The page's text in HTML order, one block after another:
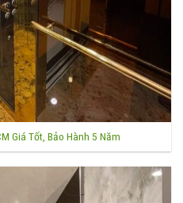
Giá Tốt, Bảo Hành 5 Năm